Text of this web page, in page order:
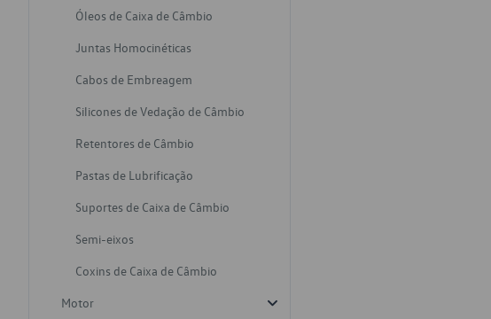
Óleos de Caixa de Câmbio
Juntas Homocinéticas
Cabos de Embreagem
Silicones de Vedação de Câmbio
Retentores de Câmbio
Pastas de Lubrificação
Suportes de Caixa de Câmbio
Semi-eixos
Coxins de Caixa de Câmbio
Motor